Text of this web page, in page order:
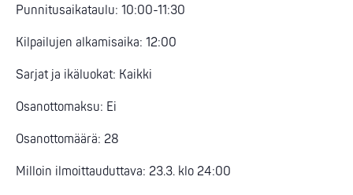
Punnitusaikataulu: 10:00-11:30
Kilpailujen alkamisaika: 12:00
Sarjat ja ikäluokat: Kaikki
Osanottomaksu: Ei
Osanottomäärä: 28
Milloin ilmoittauduttava: 23.3. klo 24:00